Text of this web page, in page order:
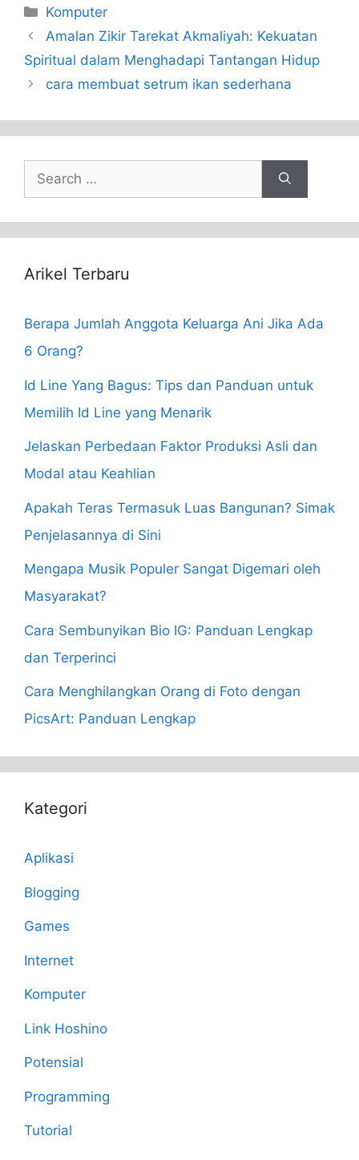
Categories
Komputer
Amalan Zikir Tarekat Akmaliyah: Kekuatan
Spiritual dalam Menghadapi Tantangan Hidup
cara membuat setrum ikan sederhana
Search
for:
Arikel Terbaru
Berapa Jumlah Anggota Keluarga Ani Jika Ada
6 Orang?
Id Line Yang Bagus: Tips dan Panduan untuk
Memilih Id Line yang Menarik
Jelaskan Perbedaan Faktor Produksi Asli dan
Modal atau Keahlian
Apakah Teras Termasuk Luas Bangunan? Simak
Penjelasannya di Sini
Mengapa Musik Populer Sangat Digemari oleh
Masyarakat?
Cara Sembunyikan Bio IG: Panduan Lengkap
dan Terperinci
Cara Menghilangkan Orang di Foto dengan
PicsArt: Panduan Lengkap
Kategori
Aplikasi
Blogging
Games
Internet
Komputer
Link Hoshino
Potensial
Programming
Tutorial